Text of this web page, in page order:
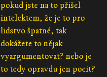
pokud jste na to přišel
intelektem, že je to pro
lidstvo špatné, tak
dokážete to nějak
vyargumentovat? nebo je
to tedy opravdu jen pocit?